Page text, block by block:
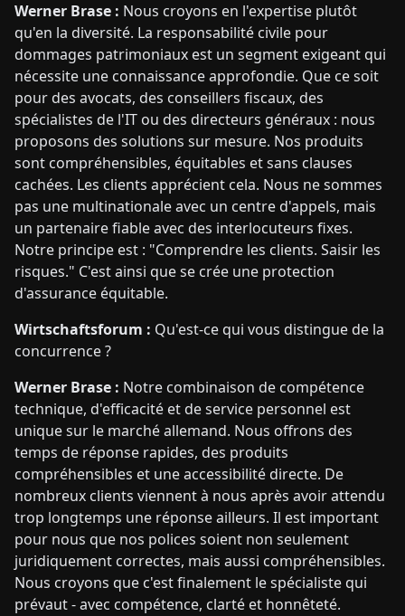
Werner Brase : Nous croyons en l'expertise plutôt
qu'en la diversité. La responsabilité civile pour
dommages patrimoniaux est un segment exigeant qui
nécessite une connaissance approfondie. Que ce soit
pour des avocats, des conseillers fiscaux, des
spécialistes de l'IT ou des directeurs généraux : nous
proposons des solutions sur mesure. Nos produits
sont compréhensibles, équitables et sans clauses
cachées. Les clients apprécient cela. Nous ne sommes
pas une multinationale avec un centre d'appels, mais
un partenaire fiable avec des interlocuteurs fixes.
Notre principe est : "Comprendre les clients. Saisir les
risques." C'est ainsi que se crée une protection
d'assurance équitable.
Wirtschaftsforum : Qu'est-ce qui vous distingue de la
concurrence ?
Werner Brase : Notre combinaison de compétence
technique, d'efficacité et de service personnel est
unique sur le marché allemand. Nous offrons des
temps de réponse rapides, des produits
compréhensibles et une accessibilité directe. De
nombreux clients viennent à nous après avoir attendu
trop longtemps une réponse ailleurs. Il est important
pour nous que nos polices soient non seulement
juridiquement correctes, mais aussi compréhensibles.
Nous croyons que c'est finalement le spécialiste qui
prévaut - avec compétence, clarté et honnêteté.